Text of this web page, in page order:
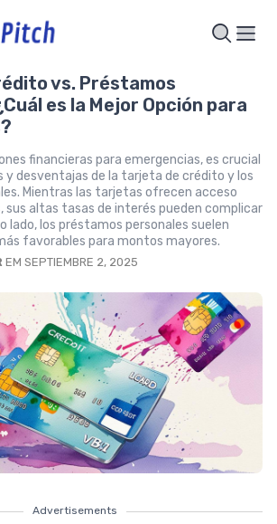
vs. Préstamos
es la Mejor Opción para
financieras para emergencias, es crucial
y desventajas de la tarjeta de crédito y los
Mientras las tarjetas ofrecen acceso
sus altas tasas de interés pueden complicar
lado, los préstamos personales suelen
favorables para montos mayores.
EM SEPTIEMBRE 2, 2025
Advertisements